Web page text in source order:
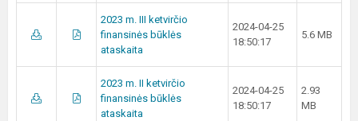
2023 m. III ketvirčio
finansinės būklės
ataskaita
2024-04-25
18:50:17
5.6 MB
2023 m. II ketvirčio
finansinės būklės
ataskaita
2024-04-25
18:50:17
2.93
MB